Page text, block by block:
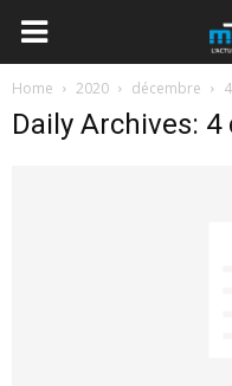
Home 2020 décembre 4
Daily Archives: